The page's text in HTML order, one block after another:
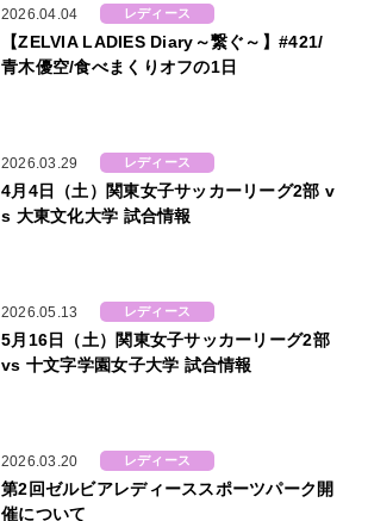
2026.04.04 レディース
【ZELVIA LADIES Diary～繋ぐ～】#421/
青木優空/食べまくりオフの1日
2026.03.29 レディース
4月4日（土）関東女子サッカーリーグ2部 v
s 大東文化大学 試合情報
2026.05.13 レディース
5月16日（土）関東女子サッカーリーグ2部
vs 十文字学園女子大学 試合情報
2026.03.20 レディース
第2回ゼルビアレディーススポーツパーク開
催について